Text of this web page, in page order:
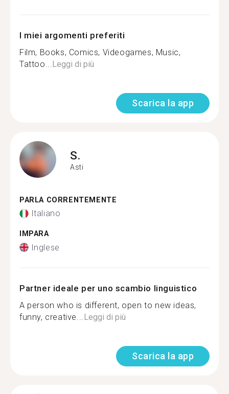
I miei argomenti preferiti
Film, Books, Comics, Videogames, Music,
Tattoo... Leggi di più
Scarica la app
S.
Asti
PARLA CORRENTEMENTE
Italiano
IMPARA
Inglese
Partner ideale per uno scambio linguistico
A person who is different, open to new ideas,
funny, creative... Leggi di più
Scarica la app